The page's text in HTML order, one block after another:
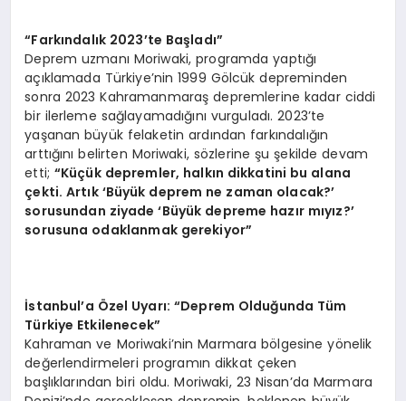
“Farkındalık 2023’te Başladı”
Deprem uzmanı Moriwaki, programda yaptığı
açıklamada Türkiye’nin 1999 Gölcük depreminden
sonra 2023 Kahramanmaraş depremlerine kadar ciddi
bir ilerleme sağlayamadığını vurguladı. 2023’te
yaşanan büyük felaketin ardından farkındalığın
arttığını belirten Moriwaki, sözlerine şu şekilde devam
etti; “Küçük depremler, halkın dikkatini bu alana
çekti. Artık ‘Büyük deprem ne zaman olacak?’
sorusundan ziyade ‘Büyük depreme hazır mıyız?’
sorusuna odaklanmak gerekiyor”
İstanbul’a Özel Uyarı: “Deprem Olduğunda Tüm
Türkiye Etkilenecek”
Kahraman ve Moriwaki’nin Marmara bölgesine yönelik
değerlendirmeleri programın dikkat çeken
başlıklarından biri oldu. Moriwaki, 23 Nisan’da Marmara